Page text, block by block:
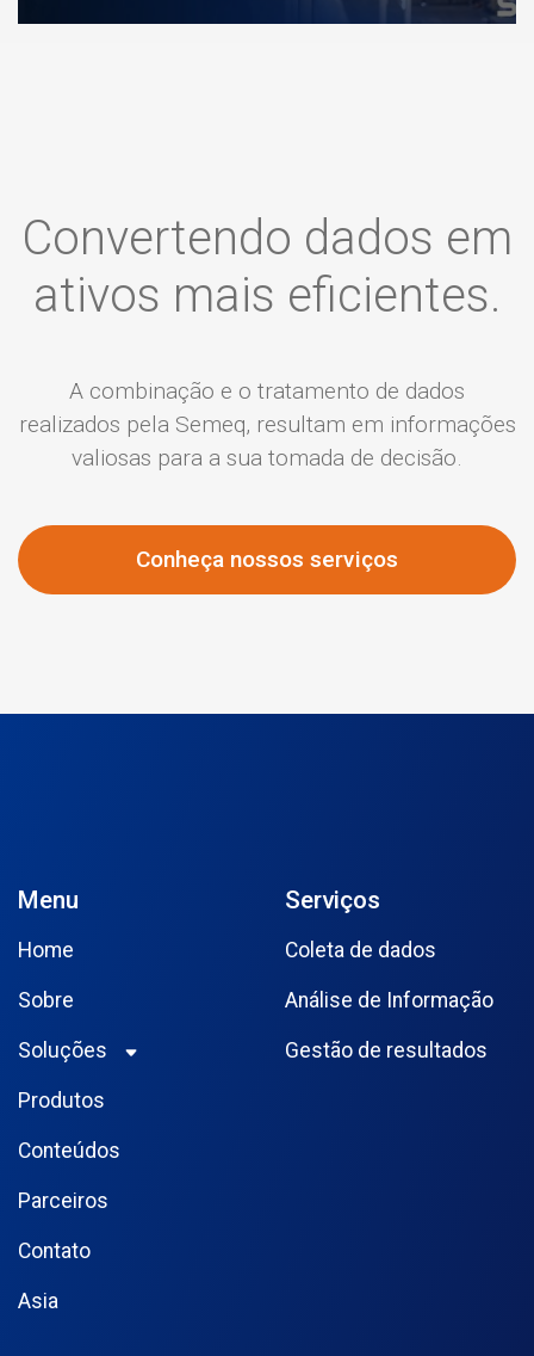
Convertendo dados em
ativos mais eficientes.
A combinação e o tratamento de dados
realizados pela Semeq, resultam em informações
valiosas para a sua tomada de decisão.
Conheça nossos serviços
Menu
Home
Sobre
Soluções
Produtos
Conteúdos
Parceiros
Contato
Asia
Serviços
Coleta de dados
Análise de Informação
Gestão de resultados